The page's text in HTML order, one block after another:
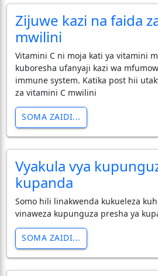
Zijuwe kazi na faida
mwilini
Vitamini C ni moja kati ya vitamini
kuboresha ufanyaji kazi wa
immune system. Katika post hii
za vitamini C mwilini
SOMA ZAIDI...
Vyakula vya
kupanda
Somo hili linakwenda kukueleza
vinaweza kupunguza presha ya
SOMA ZAIDI...